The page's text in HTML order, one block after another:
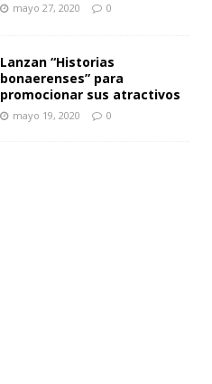
mayo 27, 2020 0
Lanzan “Historias
bonaerenses” para
promocionar sus atractivos
mayo 19, 2020 0